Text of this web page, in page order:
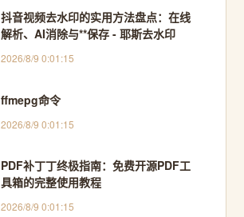
抖音视频去水印的实用方法盘点：在线
解析、AI消除与**保存 - 耶斯去水印
2026/8/9 0:01:15
ffmepg命令
2026/8/9 0:01:15
PDF补丁丁终极指南：免费开源PDF工
具箱的完整使用教程
2026/8/9 0:01:15